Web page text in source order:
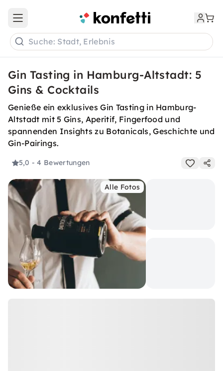
Open main menu
Suche: Stadt, Erlebnis
Gin Tasting in Hamburg-Altstadt: 5
Gins & Cocktails
Genieße ein exklusives Gin Tasting in Hamburg-
Altstadt mit 5 Gins, Aperitif, Fingerfood und
spannenden Insights zu Botanicals, Geschichte und
Gin-Pairings.
5,0 - 4 Bewertungen
Alle Fotos